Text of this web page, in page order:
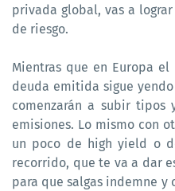
privada global, vas a
de riesgo.
Mientras que en Europa
deuda emitida sigue
comenzarán a subir tipos
emisiones. Lo mismo con
un poco de high yield o
recorrido, que te va a dar
para que salgas indemne